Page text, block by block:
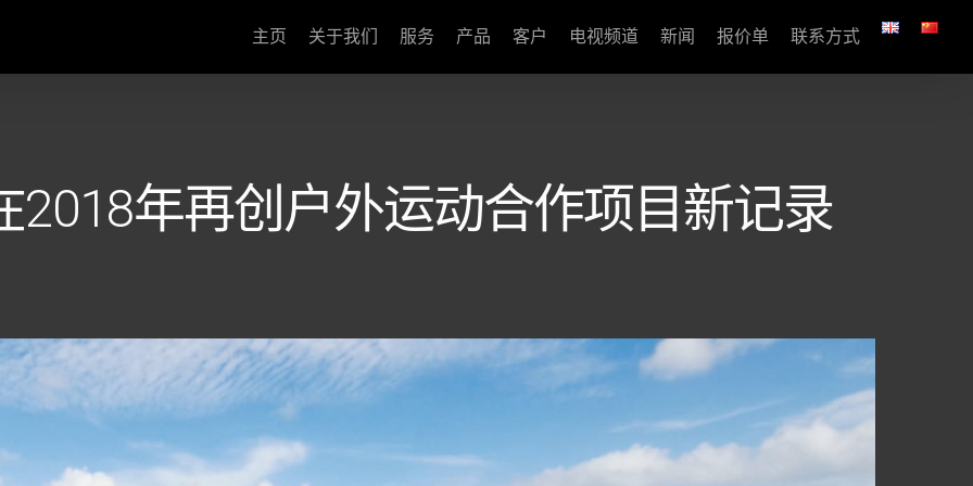
主页 关于我们 服务 产品 客户 电视频道 新闻 报价单 联系方式
2018年再创户外运动合作项目新记录